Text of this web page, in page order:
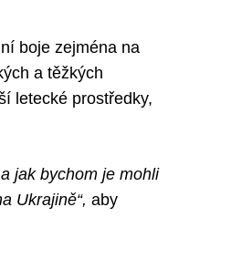
boje zejména na
a těžkých
letecké prostředky,
jak bychom je mohli
Ukrajině“, aby